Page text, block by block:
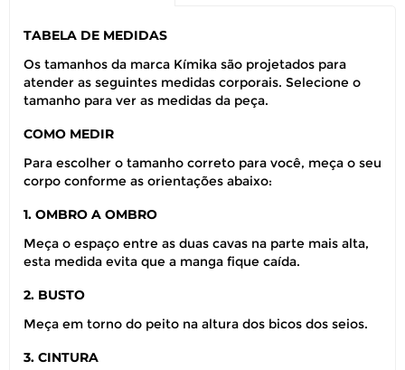
TABELA DE MEDIDAS
Os tamanhos da marca Kímika são projetados para
atender as seguintes medidas corporais. Selecione o
tamanho para ver as medidas da peça.
COMO MEDIR
Para escolher o tamanho correto para você, meça o seu
corpo conforme as orientações abaixo:
1. OMBRO A OMBRO
Meça o espaço entre as duas cavas na parte mais alta,
esta medida evita que a manga fique caída.
2. BUSTO
Meça em torno do peito na altura dos bicos dos seios.
3. CINTURA